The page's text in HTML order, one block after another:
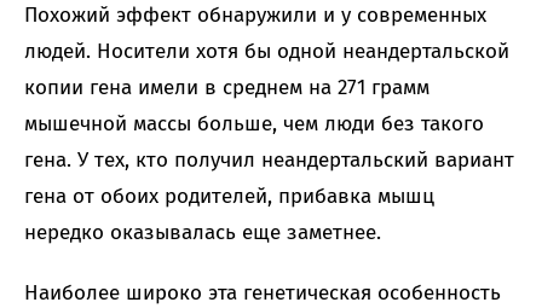
Похожий эффект обнаружили и у современных
людей. Носители хотя бы одной неандертальской
копии гена имели в среднем на 271 грамм
мышечной массы больше, чем люди без такого
гена. У тех, кто получил неандертальский вариант
гена от обоих родителей, прибавка мышц
нередко оказывалась еще заметнее.
Наиболее широко эта генетическая особенность